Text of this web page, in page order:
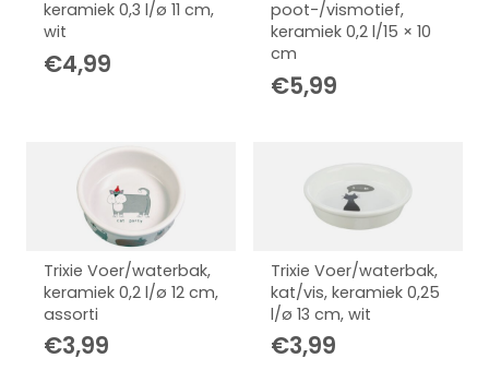
keramiek 0,3 l/ø 11 cm,
wit
€4,99
poot-/vismotief,
keramiek 0,2 l/15 × 10
cm
€5,99
Trixie Voer/waterbak,
keramiek 0,2 l/ø 12 cm,
assorti
€3,99
Trixie Voer/waterbak,
kat/vis, keramiek 0,25
l/ø 13 cm, wit
€3,99